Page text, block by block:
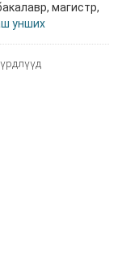
магистр,
унших